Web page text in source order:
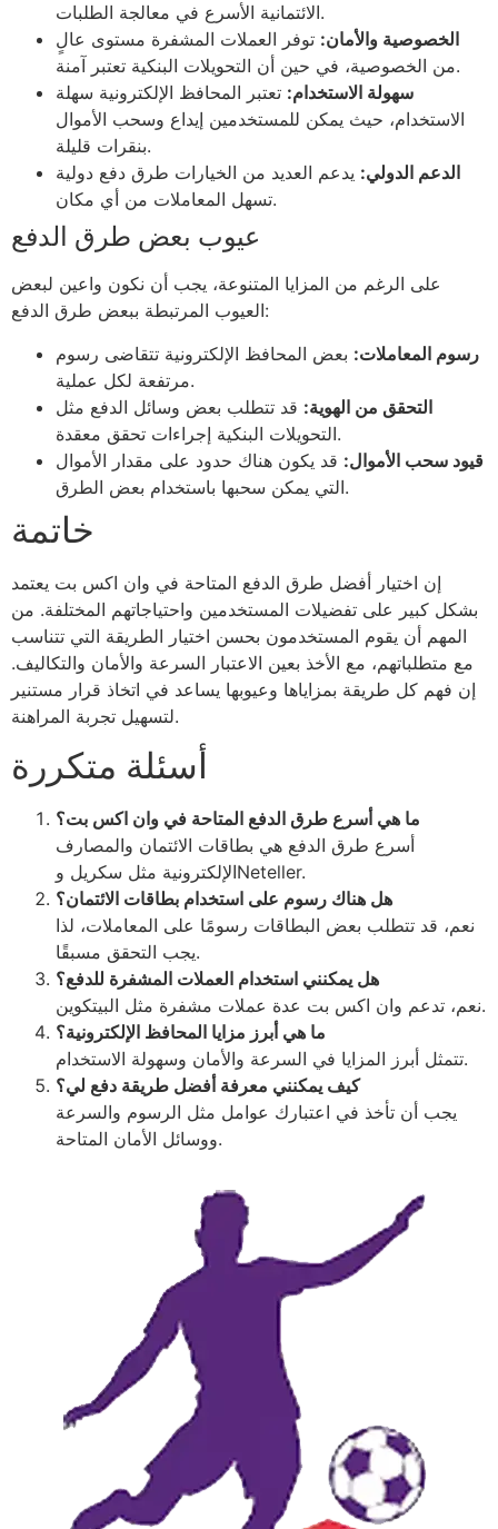
الائتمانية الأسرع في معالجة الطلبات.
الخصوصية والأمان: توفر العملات المشفرة مستوى عالٍ
من الخصوصية، في حين أن التحويلات البنكية تعتبر آمنة.
سهولة الاستخدام: تعتبر المحافظ الإلكترونية سهلة
الاستخدام، حيث يمكن للمستخدمين إيداع وسحب الأموال
بنقرات قليلة.
الدعم الدولي: يدعم العديد من الخيارات طرق دفع دولية
تسهل المعاملات من أي مكان.
عيوب بعض طرق الدفع
على الرغم من المزايا المتنوعة، يجب أن نكون واعين لبعض
العيوب المرتبطة ببعض طرق الدفع:
رسوم المعاملات: بعض المحافظ الإلكترونية تتقاضى رسوم
مرتفعة لكل عملية.
التحقق من الهوية: قد تتطلب بعض وسائل الدفع مثل
التحويلات البنكية إجراءات تحقق معقدة.
قيود سحب الأموال: قد يكون هناك حدود على مقدار الأموال
التي يمكن سحبها باستخدام بعض الطرق.
خاتمة
إن اختيار أفضل طرق الدفع المتاحة في وان اكس بت يعتمد
بشكل كبير على تفضيلات المستخدمين واحتياجاتهم المختلفة. من
المهم أن يقوم المستخدمون بحسن اختيار الطريقة التي تتناسب
مع متطلباتهم، مع الأخذ بعين الاعتبار السرعة والأمان والتكاليف.
إن فهم كل طريقة بمزاياها وعيوبها يساعد في اتخاذ قرار مستنير
لتسهيل تجربة المراهنة.
أسئلة متكررة
ما هي أسرع طرق الدفع المتاحة في وان اكس بت؟
أسرع طرق الدفع هي بطاقات الائتمان والمصارف
الإلكترونية مثل سكريل وNeteller.
هل هناك رسوم على استخدام بطاقات الائتمان؟
نعم، قد تتطلب بعض البطاقات رسومًا على المعاملات، لذا
يجب التحقق مسبقًا.
هل يمكنني استخدام العملات المشفرة للدفع؟
نعم، تدعم وان اكس بت عدة عملات مشفرة مثل البيتكوين.
ما هي أبرز مزايا المحافظ الإلكترونية؟
تتمثل أبرز المزايا في السرعة والأمان وسهولة الاستخدام.
كيف يمكنني معرفة أفضل طريقة دفع لي؟
يجب أن تأخذ في اعتبارك عوامل مثل الرسوم والسرعة
ووسائل الأمان المتاحة.